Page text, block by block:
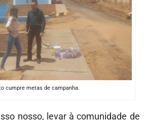
cumpre metas de campanha.
nosso, levar à comunidade de